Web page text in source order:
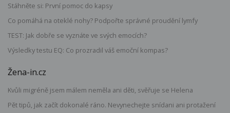
Stáhněte si: První pomoc do kapsy
Co pomáhá na oteklé nohy? Podpořte správné proudění lymfy
TEST: Jak dobře se vyznáte ve svých emocích?
Výsledky testu EQ: Co prozradil váš emoční kompas?
Žena-in.cz
Kvůli migréně jsem málem neměla ani děti, svěřuje se Helena
Pět tipů, jak začít dokonalé ráno. Nevynechejte snídani ani protažení